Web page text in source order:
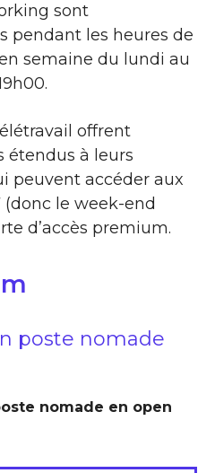
sont
pendant les heures de
semaine du lundi au
offrent
étendus à leurs
peuvent accéder aux
le week-end
d’accès premium.
poste nomade
nomade en open